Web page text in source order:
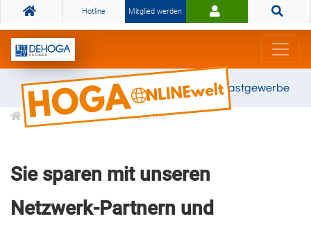
Hotline Mitglied werden
Gemeinsam stark für das Gastgewerbe
DEHOGA Kooperationspartner
Sie sparen mit unseren
Netzwerk-Partnern und